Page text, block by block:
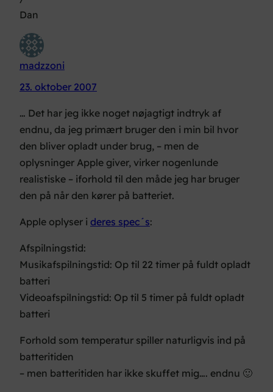
Dan
madzzoni
23. oktober 2007
… Det har jeg ikke noget nøjagtigt indtryk af
endnu, da jeg primært bruger den i min bil hvor
den bliver opladt under brug, – men de
oplysninger Apple giver, virker nogenlunde
realistiske – iforhold til den måde jeg har bruger
den på når den kører på batteriet.
Apple oplyser i deres spec´s:
Afspilningstid:
Musikafspilningstid: Op til 22 timer på fuldt opladt
batteri
Videoafspilningstid: Op til 5 timer på fuldt opladt
batteri
Forhold som temperatur spiller naturligvis ind på
batteritiden
– men batteritiden har ikke skuffet mig…. endnu 🙂